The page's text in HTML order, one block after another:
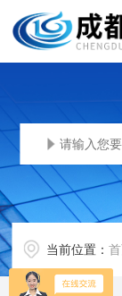
当前位置：